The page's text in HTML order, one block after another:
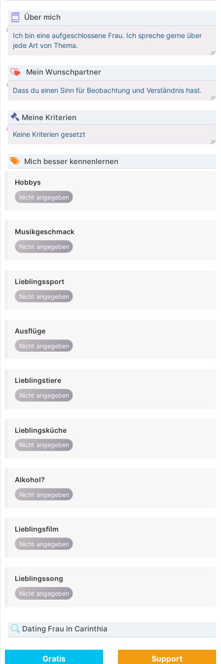
Über mich
Ich bin eine aufgeschlossene Frau. Ich spreche gerne über
jede Art von Thema.
Mein Wunschpartner
Dass du einen Sinn für Beobachtung und Verständnis hast.
Meine Kriterien
Keine Kriterien gesetzt
Mich besser kennenlernen
Hobbys
Nicht angegeben
Musikgeschmack
Nicht angegeben
Lieblingssport
Nicht angegeben
Ausflüge
Nicht angegeben
Lieblingstiere
Nicht angegeben
Lieblingsküche
Nicht angegeben
Alkohol?
Nicht angegeben
Lieblingsfilm
Nicht angegeben
Lieblingssong
Nicht angegeben
Dating Frau in Carinthia
Gratis Support